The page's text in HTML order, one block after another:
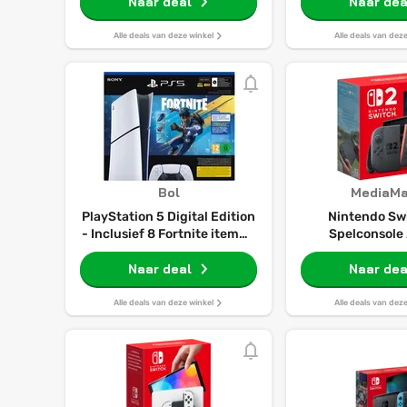
Alle deals van deze winkel Alle deals van
Bol
PlayStation 5 Digital Edition
- Inclusief 8 Fortnite items +
1000 V-Bucks
Naar deal
Alle deals van deze winkel
Nintendo
Spelconsole
Naar
Alle deals van